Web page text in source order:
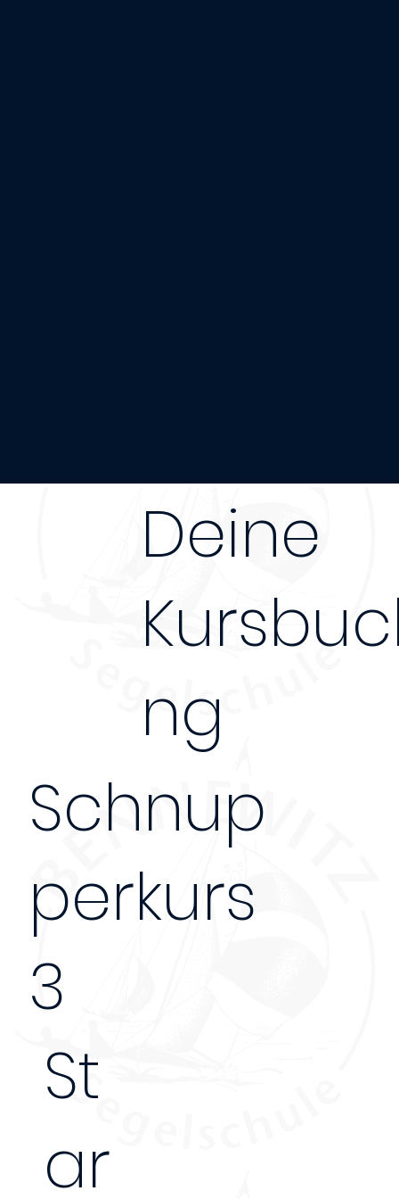
St
ar
Schnup
perkurs
3
Deine
ng